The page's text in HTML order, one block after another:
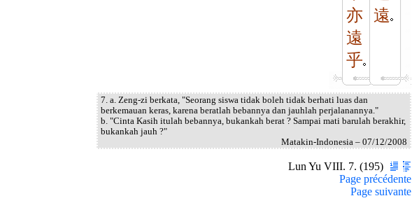
亦
遠
乎
遠
7. a. Zeng-zi berkata, "Seorang siswa tidak boleh tidak berhati luas dan
berkemauan keras, karena beratlah bebannya dan jauhlah perjalanannya."
b. "Cinta Kasih itulah bebannya, bukankah berat ? Sampai mati barulah berakhir,
bukankah jauh ?"
Matakin-Indonesia – 07/12/2008
Lun Yu VIII. 7. (195)
Page précédente
Page suivante